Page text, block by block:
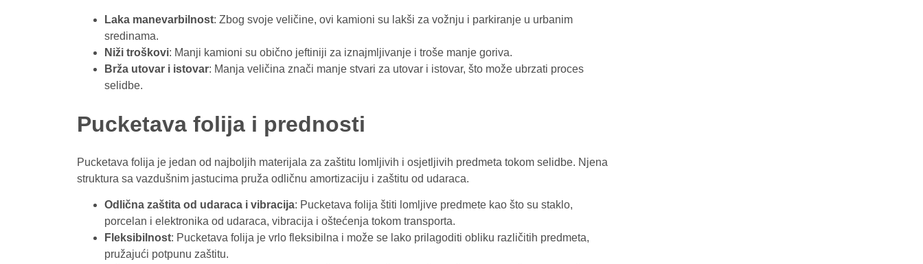
Laka manevarbilnost: Zbog svoje veličine, ovi kamioni su lakši za vožnju i parkiranje u urbanim
sredinama.
Niži troškovi: Manji kamioni su obično jeftiniji za iznajmljivanje i troše manje goriva.
Brža utovar i istovar: Manja veličina znači manje stvari za utovar i istovar, što može ubrzati proces
selidbe.
Pucketava folija i prednosti
Pucketava folija je jedan od najboljih materijala za zaštitu lomljivih i osjetljivih predmeta tokom selidbe. Njena
struktura sa vazdušnim jastucima pruža odličnu amortizaciju i zaštitu od udaraca.
Odlična zaštita od udaraca i vibracija: Pucketava folija štiti lomljive predmete kao što su staklo,
porcelan i elektronika od udaraca, vibracija i oštećenja tokom transporta.
Fleksibilnost: Pucketava folija je vrlo fleksibilna i može se lako prilagoditi obliku različitih predmeta,
pružajući potpunu zaštitu.